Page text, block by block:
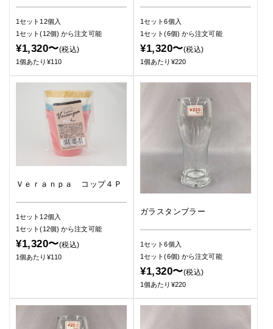
1セット12個入
1セット(12個)から注文可能
¥1,320〜(税込)
1個あたり¥110
1セット6個入
1セット(6個) から注文可能
¥1,320〜(税込)
1個あたり¥220
Ｖｅｒａｎｐａ コップ４Ｐ
1セット12個入
1セット(12個)から注文可能
¥1,320〜(税込)
1個あたり¥110
ガラスタンブラー
1セット6個入
1セット(6個) から注文可能
¥1,320〜(税込)
1個あたり¥220